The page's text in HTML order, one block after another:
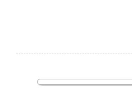
РЕНТГЕНОВСКИЙ